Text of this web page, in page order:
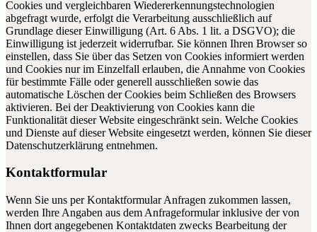
Cookies und vergleichbaren Wiedererkennungstechnologien
abgefragt wurde, erfolgt die Verarbeitung ausschließlich auf
Grundlage dieser Einwilligung (Art. 6 Abs. 1 lit. a DSGVO); die
Einwilligung ist jederzeit widerrufbar. Sie können Ihren Browser so
einstellen, dass Sie über das Setzen von Cookies informiert werden
und Cookies nur im Einzelfall erlauben, die Annahme von Cookies
für bestimmte Fälle oder generell ausschließen sowie das
automatische Löschen der Cookies beim Schließen des Browsers
aktivieren. Bei der Deaktivierung von Cookies kann die
Funktionalität dieser Website eingeschränkt sein. Welche Cookies
und Dienste auf dieser Website eingesetzt werden, können Sie dieser
Datenschutzerklärung entnehmen.
Kontaktformular
Wenn Sie uns per Kontaktformular Anfragen zukommen lassen,
werden Ihre Angaben aus dem Anfrageformular inklusive der von
Ihnen dort angegebenen Kontaktdaten zwecks Bearbeitung der